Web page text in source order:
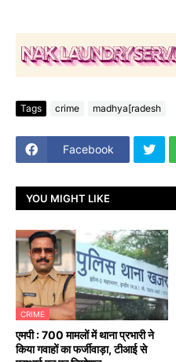
Tags crime madhya[radesh
Facebook
YOU MIGHT LIKE
CRIME
एमपी : 700 मामलों में थाना प्रभारी ने
किया गवाहों का फर्जीवाड़ा, टीआई से